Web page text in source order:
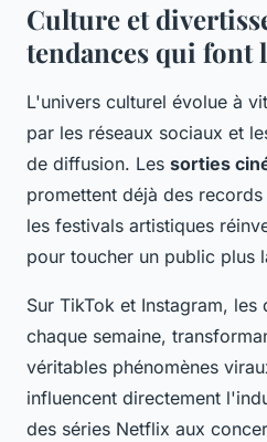
Culture et
tendances qui font
L'univers culturel évolue à
par les réseaux sociaux et
de diffusion. Les sorties
promettent déjà des
les festivals artistiques
pour toucher un public plus
Sur TikTok et Instagram,
chaque semaine,
véritables phénomènes
influencent directement
des séries Netflix aux